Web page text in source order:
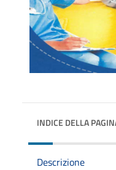
INDICE DELLA
Descrizione